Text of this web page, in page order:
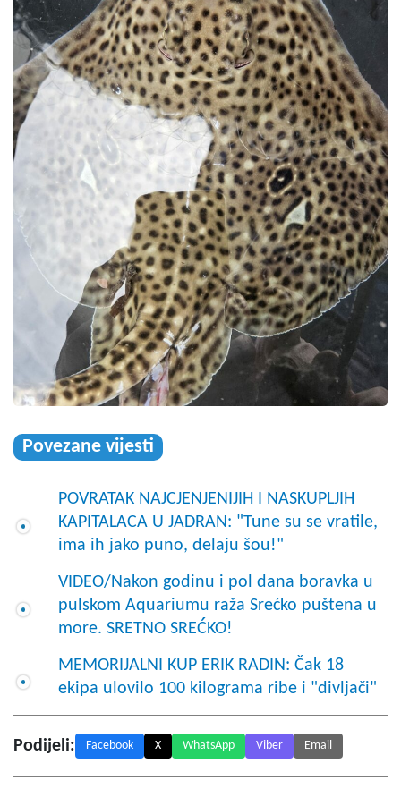
Povezane vijesti
POVRATAK NAJCJENJENIJIH I NASKUPLJIH
KAPITALACA U JADRAN: "Tune su se vratile,
ima ih jako puno, delaju šou!"
VIDEO/Nakon godinu i pol dana boravka u
pulskom Aquariumu raža Srećko puštena u
more. SRETNO SREĆKO!
MEMORIJALNI KUP ERIK RADIN: Čak 18
ekipa ulovilo 100 kilograma ribe i "divljači"
Podijeli: Facebook X WhatsApp Viber Email